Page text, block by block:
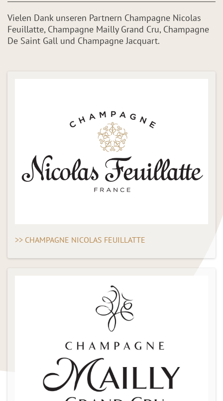
Vielen Dank unseren Partnern Champagne Nicolas
Feuillatte, Champagne Mailly Grand Cru, Champagne
De Saint Gall und Champagne Jacquart.
>> CHAMPAGNE NICOLAS FEUILLATTE